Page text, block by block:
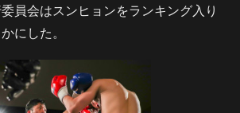
員会はスンヒョンをランキング入り
にした。